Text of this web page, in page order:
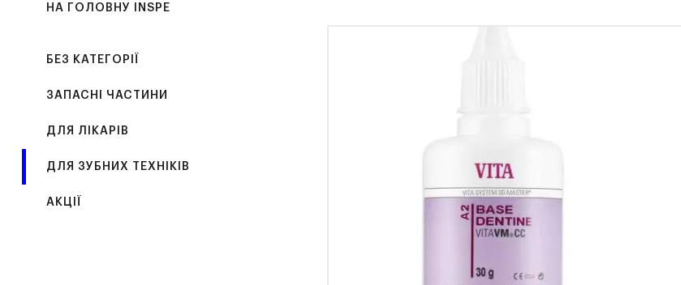
НА ГОЛОВНУ INSPE
БЕЗ КАТЕГОРІЇ
ЗАПАСНІ ЧАСТИНИ
ДЛЯ ЛІКАРІВ
ДЛЯ ЗУБНИХ ТЕХНІКІВ
АКЦІЇ